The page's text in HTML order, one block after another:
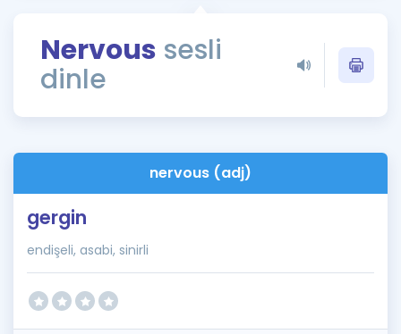
Rehberlik Aracı
ÖSYM Sınav Takvimi
İngilizce Gramer
Nervous sesli
dinle
nervous (adj)
gergin
endişeli, asabi, sinirli